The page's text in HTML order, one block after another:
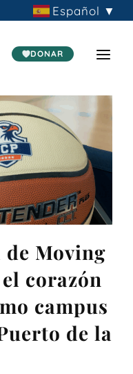
Español ▼
DONAR
de Moving
corazón
campus
de la